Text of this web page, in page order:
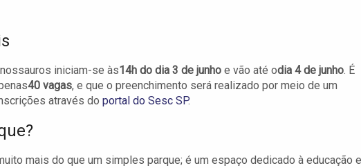
iniciam-se às14h do dia 3 de junho e vão até odia 4 de junho. É
40 vagas, e que o preenchimento será realizado por meio de um
através do portal do Sesc SP.
mais do que um simples parque; é um espaço dedicado à educação e